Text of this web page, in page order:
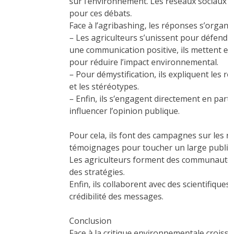
pour ces débats.
Face à l’agribashing, les réponses
– Les agriculteurs s’unissent pour
une communication positive, ils mettent
pour réduire l’impact environnemental.
– Pour démystification, ils expliquent les
et les stéréotypes.
– Enfin, ils s’engagent directement en
influencer l’opinion publique.
Pour cela, ils font des campagnes sur
témoignages pour toucher un large
Les agriculteurs forment des
des stratégies.
Enfin, ils collaborent avec des
crédibilité des messages.
Conclusion